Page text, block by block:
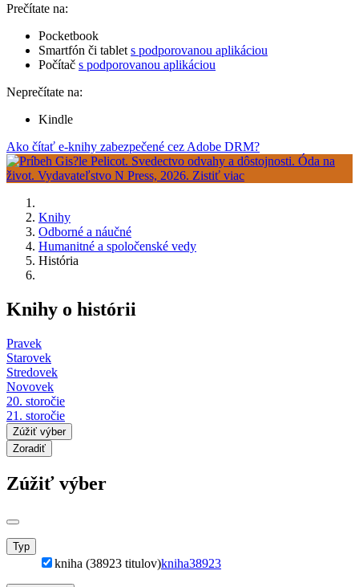
Prečítate na:
Pocketbook
Smartfón či tablet s podporovanou aplikáciou
Počítač s podporovanou aplikáciou
Neprečítate na:
Kindle
Ako čítať e-knihy zabezpečené cez Adobe DRM?
Knihy
Odborné a náučné
Humanitné a spoločenské vedy
História
Knihy o histórii
Pravek
Starovek
Stredovek
Novovek
20. storočie
21. storočie
Zúžiť výber
Zoradiť
Zúžiť výber
Typ
kniha (38923 titulov)kniha38923